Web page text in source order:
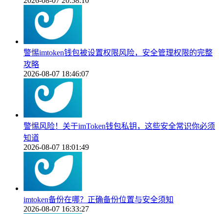
警惕imtoken钱包被设置权限风险，安全管理权限的完整
攻略
2026-08-07 18:46:07
警惕风险！关于imToken钱包私钥，这些安全常识你必须
知道
2026-08-07 18:01:49
imtoken备份在哪？正确备份位置与安全须知
2026-08-07 16:33:27